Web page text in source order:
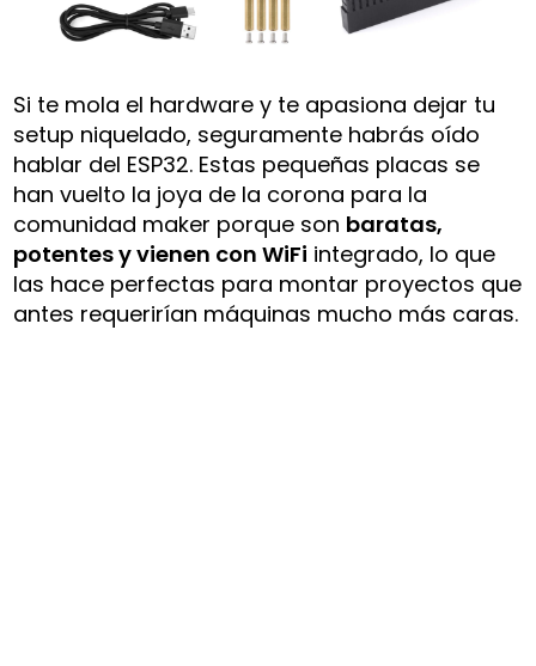
Si te mola el hardware y te apasiona dejar tu
setup niquelado, seguramente habrás oído
hablar del ESP32. Estas pequeñas placas se
han vuelto la joya de la corona para la
comunidad maker porque son baratas,
potentes y vienen con WiFi integrado, lo que
las hace perfectas para montar proyectos que
antes requerirían máquinas mucho más caras.